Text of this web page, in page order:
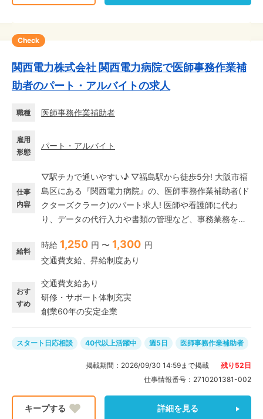
Check
関西電力株式会社 関西電力病院で医師事務作業補
助者のパート・アルバイトの求人
職種 医師事務作業補助者
雇用
形態
パート・アルバイト
仕事
内容
▽駅チカで通いやすい♪ ▽福島駅から徒歩5分! 大阪市福
島区にある『関西電力病院』の、医師事務作業補助者(ド
クターズクラーク)のパート求人! 医師や看護師に代わ
り、データの代行入力や書類の管理など、事務業務をサ
は、医師不足改善や働き方改革に貢献できる職種とし
て、需要が高まっている人気のお仕事です! 医師をサポー
まさに「縁の下の力持ち」! 充実の研修制度やサポート体
制が整っているので、必要な知識は働きながら身につけ
ることができます。未経験からのスタートも、安心して
給料
時給 1,250 円 〜 1,300 円
交通費支給、昇給制度あり
おす
すめ
交通費支給あり
研修・サポート体制充実
創業60年の安定企業
スタート日応相談 40代以上活躍中 週5日 医師事務作業補助者
掲載期間： 2026/09/30 14:59まで掲載 残り 52 日
仕事情報番号： 2710201381-002
詳細を見る